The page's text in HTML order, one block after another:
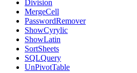
Division
MergeCell
PasswordRemover
ShowCyrylic
ShowLatin
SortSheets
SQLQuery
UnPivotTable